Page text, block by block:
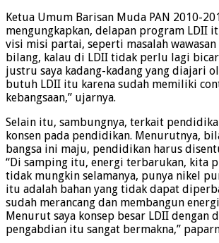
Ketua Umum Barisan Muda PAN 2010-
mengungkapkan, delapan program LDII
visi misi partai, seperti masalah wawasan
bilang, kalau di LDII tidak perlu lagi
justru saya kadang-kadang yang diajari
butuh LDII itu karena sudah memiliki
kebangsaan,” ujarnya.
Selain itu, sambungnya, terkait
konsen pada pendidikan. Menurutnya,
bangsa ini maju, pendidikan harus
“Di samping itu, energi terbarukan, kita
tidak mungkin selamanya, punya nikel
itu adalah bahan yang tidak dapat
sudah merancang dan membangun
Menurut saya konsep besar LDII dengan
pengabdian itu sangat bermakna,”